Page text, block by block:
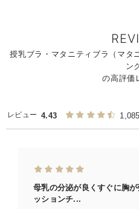
授乳ブラ・マタニティブラ（マ
ン
の高評価
レビュー 4.43
母乳の分泌が良くすぐに胸
ッションチ...